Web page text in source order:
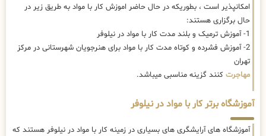
امکانپذیر است ، بطوریکه در حال حاضر اموزش کار با مواد به طریق زیر در
حال برگزاری هستند:
1- آموزش ترمیک و بلند مدت کار با مواد در نیلوفر
2- آموزش فشرده و کوتاه مدت کار با مواد برای هنرجویان شهرستانی در مرکز
تهران
مهاجرت کنند گزینه مناسبی میباشد.
آموزشگاه برتر کار با مواد در نیلوفر
آموزشگاه های آرایشگری های بسیاری در زمینه کار با مواد در نیلوفر هستند که